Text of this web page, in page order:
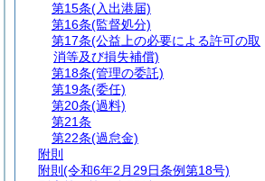
第15条(入出港届)
第16条(監督処分)
第17条(公益上の必要による許可の取
消等及び損失補償)
第18条(管理の委託)
第19条(委任)
第20条(過料)
第21条
第22条(過怠金)
附則
附則 (令和6年2月29日条例第18号)